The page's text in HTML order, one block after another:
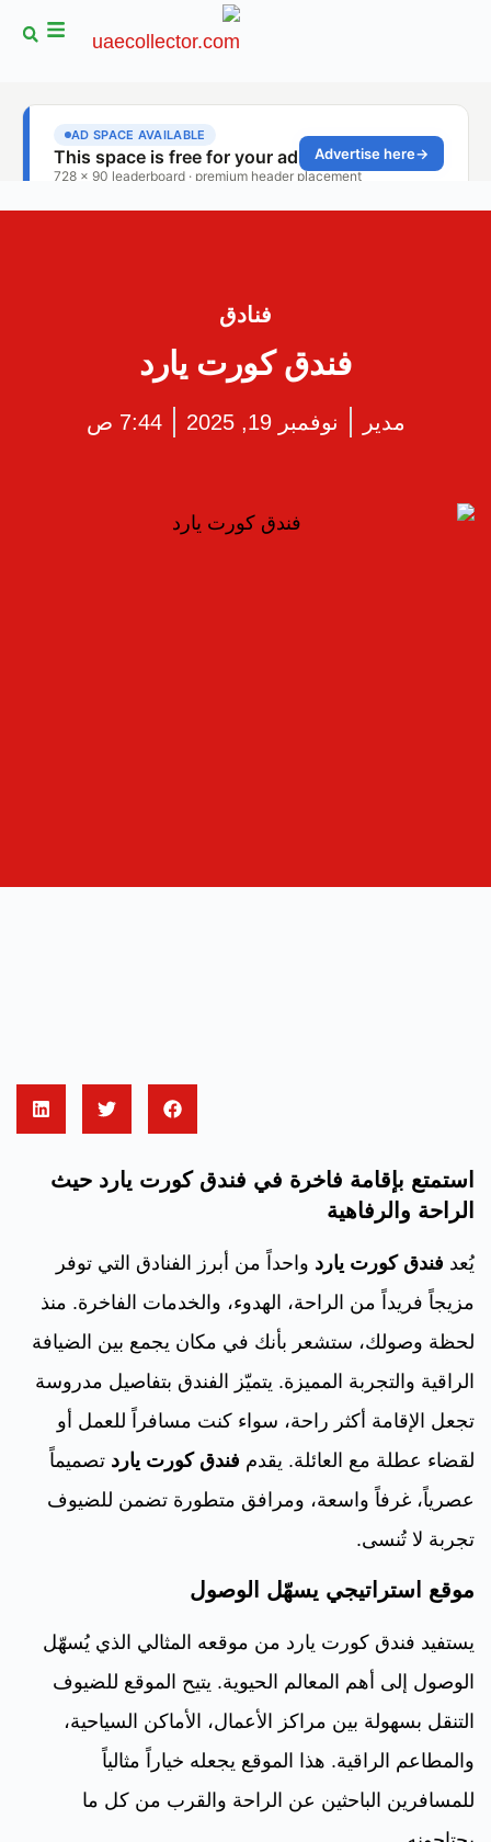
فنادق
فندق كورت يارد
مدير نوفمبر 19, 2025 7:44 ص
استمتع بإقامة فاخرة في فندق كورت يارد حيث
الراحة والرفاهية
يُعد فندق كورت يارد واحداً من أبرز الفنادق التي توفر
مزيجاً فريداً من الراحة، الهدوء، والخدمات الفاخرة. منذ
لحظة وصولك، ستشعر بأنك في مكان يجمع بين الضيافة
الراقية والتجربة المميزة. يتميّز الفندق بتفاصيل مدروسة
تجعل الإقامة أكثر راحة، سواء كنت مسافراً للعمل أو
لقضاء عطلة مع العائلة. يقدم فندق كورت يارد تصميماً
عصرياً، غرفاً واسعة، ومرافق متطورة تضمن للضيوف
تجربة لا تُنسى.
موقع استراتيجي يسهّل الوصول
يستفيد فندق كورت يارد من موقعه المثالي الذي يُسهّل
الوصول إلى أهم المعالم الحيوية. يتيح الموقع للضيوف
التنقل بسهولة بين مراكز الأعمال، الأماكن السياحية،
والمطاعم الراقية. هذا الموقع يجعله خياراً مثالياً
للمسافرين الباحثين عن الراحة والقرب من كل ما